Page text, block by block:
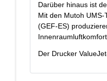
Darüber hinaus ist
Mit den Mutoh
(GEF-ES)
Der Drucker